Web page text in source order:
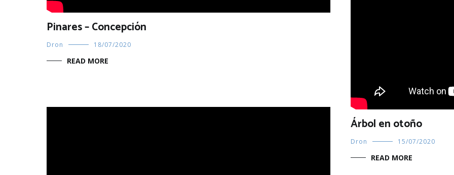
Pinares – Concepción
Dron 18/07/2020
READ MORE
Árbol en otoño
Dron 15/07/2020
READ MORE